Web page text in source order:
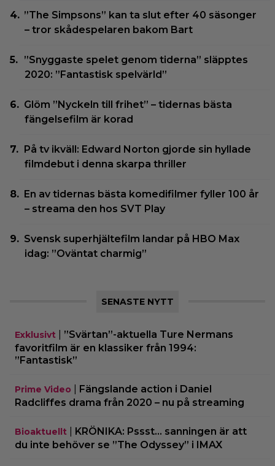
”The Simpsons” kan ta slut efter 40 säsonger
– tror skådespelaren bakom Bart
”Snyggaste spelet genom tiderna” släpptes
2020: ”Fantastisk spelvärld”
Glöm ”Nyckeln till frihet” – tidernas bästa
fängelsefilm är korad
På tv ikväll: Edward Norton gjorde sin hyllade
filmdebut i denna skarpa thriller
En av tidernas bästa komedifilmer fyller 100 år
– streama den hos SVT Play
Svensk superhjältefilm landar på HBO Max
idag: ”Oväntat charmig”
SENASTE NYTT
Exklusivt
”Svärtan”-aktuella Ture Nermans
favoritfilm är en klassiker från 1994:
”Fantastisk”
Prime Video
Fängslande action i Daniel
Radcliffes drama från 2020 – nu på streaming
Bioaktuellt
KRÖNIKA: Pssst… sanningen är att
du inte behöver se ”The Odyssey” i IMAX